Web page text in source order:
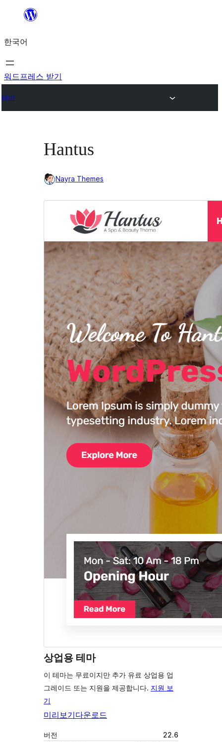
츠
로
바
가
한국어
워드프레스 받기
테마
Hantus
Nayra Themes
상업용 테마
이 테마는 무료이지만 추가 유료 상업용 업
그레이드 또는 지원을 제공합니다. 지원 보
기
미리보기다운로드
버전
22.6